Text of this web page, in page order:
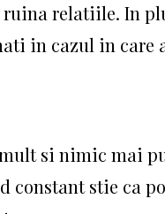
ruina relatiile. In
in cazul in care
si nimic mai
constant stie ca